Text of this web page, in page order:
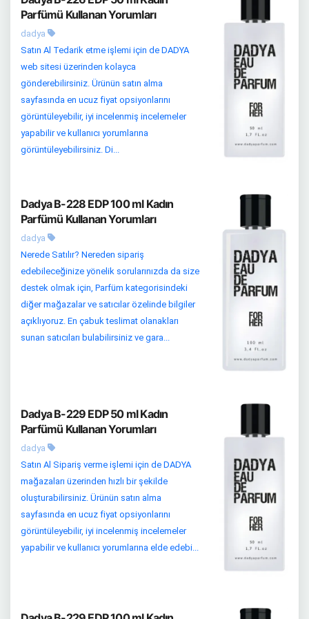
Parfümü Kullanan Yorumları
dadya
Satın Al Tedarik etme işlemi için de DADYA
web sitesi üzerinden kolayca
gönderebilirsiniz. Ürünün satın alma
sayfasında en ucuz fiyat opsiyonlarını
görüntüleyebilir, iyi incelenmiş incelemeler
yapabilir ve kullanıcı yorumlarına
görüntüleyebilirsiniz. Di...
Dadya B-228 EDP 100 ml Kadın
Parfümü Kullanan Yorumları
dadya
Nerede Satılır? Nereden sipariş
edebileceğinize yönelik sorularınızda da size
destek olmak için, Parfüm kategorisindeki
diğer mağazalar ve satıcılar özelinde bilgiler
açıklıyoruz. En çabuk teslimat olanakları
sunan satıcıları bulabilirsiniz ve gara...
Dadya B-229 EDP 50 ml Kadın
Parfümü Kullanan Yorumları
dadya
Satın Al Sipariş verme işlemi için de DADYA
mağazaları üzerinden hızlı bir şekilde
oluşturabilirsiniz. Ürünün satın alma
sayfasında en ucuz fiyat opsiyonlarını
görüntüleyebilir, iyi incelenmiş incelemeler
yapabilir ve kullanıcı yorumlarına elde edebi...